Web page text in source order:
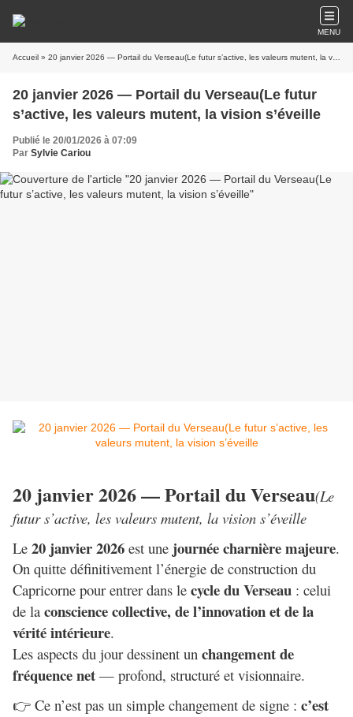
MENU
Accueil » 20 janvier 2026 — Portail du Verseau(Le futur s’active, les valeurs mutent, la vision s’éveille
20 janvier 2026 — Portail du Verseau(Le futur
s’active, les valeurs mutent, la vision s’éveille
Publié le 20/01/2026 à 07:09
Par Sylvie Cariou
20 janvier 2026 — Portail du Verseau(Le
futur s’active, les valeurs mutent, la vision s’éveille
Le 20 janvier 2026 est une journée charnière majeure.
On quitte définitivement l’énergie de construction du
Capricorne pour entrer dans le cycle du Verseau : celui
de la conscience collective, de l’innovation et de la
vérité intérieure.
Les aspects du jour dessinent un changement de
fréquence net — profond, structuré et visionnaire.
👉 Ce n’est pas un simple changement de signe : c’est